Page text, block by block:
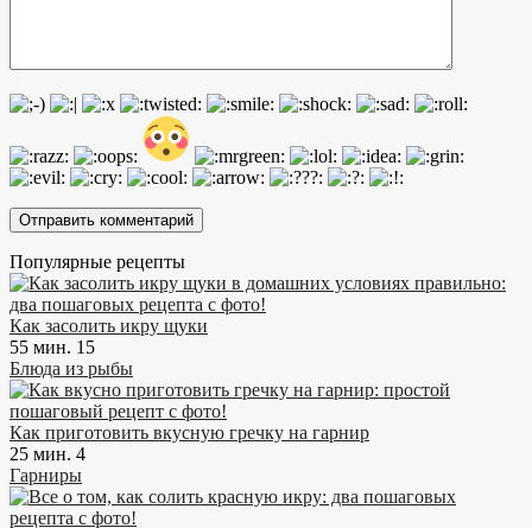
Популярные рецепты
Как засолить икру щуки
55 мин. 15
Блюда из рыбы
Как приготовить вкусную гречку на гарнир
25 мин. 4
Гарниры